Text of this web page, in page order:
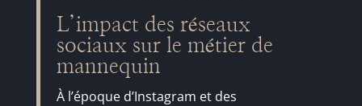
L’impact des réseaux
sociaux sur le métier de
mannequin
À l’époque d’Instagram et des